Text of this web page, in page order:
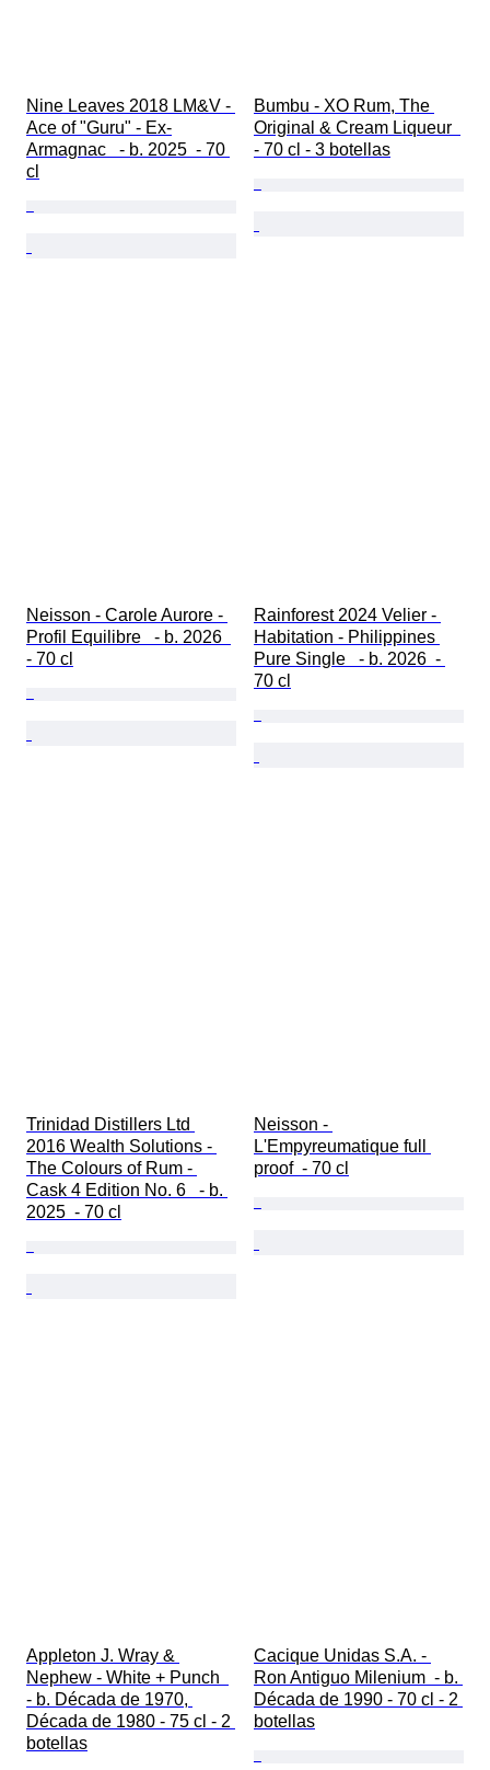
Nine Leaves 2018 LM&V -
Ace of "Guru" - Ex-
Armagnac   - b. 2025  - 70
cl
Bumbu - XO Rum, The
Original & Cream Liqueur
- 70 cl - 3 botellas
Neisson - Carole Aurore -
Profil Equilibre   - b. 2026
- 70 cl
Rainforest 2024 Velier -
Habitation - Philippines
Pure Single   - b. 2026  -
70 cl
Trinidad Distillers Ltd
2016 Wealth Solutions -
The Colours of Rum -
Cask 4 Edition No. 6   - b.
2025  - 70 cl
Neisson -
L'Empyreumatique full
proof  - 70 cl
Appleton J. Wray &
Nephew - White + Punch
- b. Década de 1970,
Década de 1980 - 75 cl - 2
botellas
Cacique Unidas S.A. -
Ron Antiguo Milenium  - b.
Década de 1990 - 70 cl - 2
botellas